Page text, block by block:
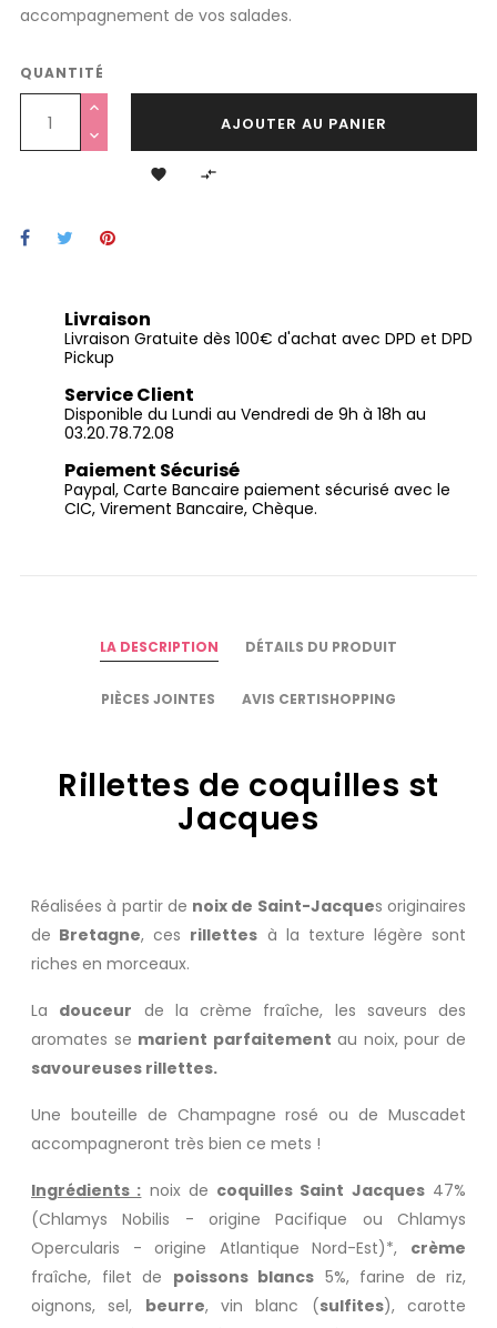
accompagnement de vos salades.
QUANTITÉ
AJOUTER AU PANIER
 
Livraison
Livraison Gratuite dès 100€ d'achat avec DPD et DPD
Pickup
Service Client
Disponible du Lundi au Vendredi de 9h à 18h au
03.20.78.72.08
Paiement Sécurisé
Paypal, Carte Bancaire paiement sécurisé avec le
CIC, Virement Bancaire, Chèque.
LA DESCRIPTION DÉTAILS DU PRODUIT
PIÈCES JOINTES AVIS CERTISHOPPING
Rillettes de coquilles st
Jacques
Réalisées à partir de noix de Saint-Jacques originaires
de Bretagne, ces rillettes à la texture légère sont
riches en morceaux.
La douceur de la crème fraîche, les saveurs des
aromates se marient parfaitement au noix, pour de
savoureuses rillettes.
Une bouteille de Champagne rosé ou de Muscadet
accompagneront très bien ce mets !
Ingrédients : noix de coquilles Saint Jacques47%
(Chlamys Nobilis - origine Pacifique ou Chlamys
Opercularis - origine Atlantique Nord-Est)*, crème
fraîche, filet de poissons blancs 5%, farine de riz,
oignons, sel, beurre, vin blanc (sulfites), carotte